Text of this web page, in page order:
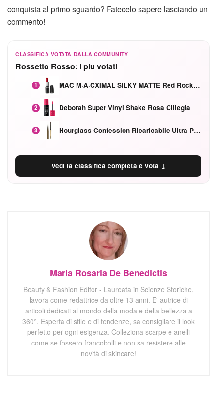
conquista al primo sguardo? Fatecelo sapere lasciando un
commento!
CLASSIFICA VOTATA DALLA COMMUNITY
Rossetto Rosso: i piu votati
1 MAC M·A·CXIMAL SILKY MATTE Red Rock mat
2 Deborah Super Vinyl Shake Rosa Ciliegia
3 Hourglass Confession Ricaricabile Ultra Preciso Ad Alta Intensità Secretly Classic Red
Vedi la classifica completa e vota ↓
Maria Rosaria De Benedictis
Beauty & Fashion Editor - Laureata in Scienze Storiche,
lavora come redattrice da oltre 13 anni. E' autrice di
articoli dedicati al mondo della moda e della bellezza a
360°. Esperta di stile e di tendenze, sa consigliare il look
perfetto per ogni esigenza. Colleziona scarpe e anelli
come se fossero francobolli e non sa resistere alle
novità di skincare!